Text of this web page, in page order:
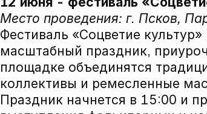
Место проведения: г. Псков,
Фестиваль «Соцветие
масштабный праздник,
площадке объединятся
коллективы и ремесленные
Праздник начнется в 15:00 и